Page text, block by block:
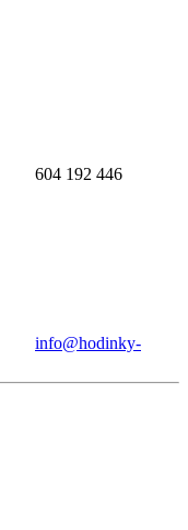
604 192 446
info@hodinky-